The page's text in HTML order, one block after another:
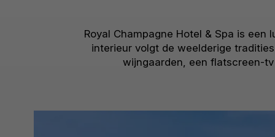
Royal Champagne Hotel & Spa is
interieur volgt de weelderige
wijngaarden, een flatscreen-